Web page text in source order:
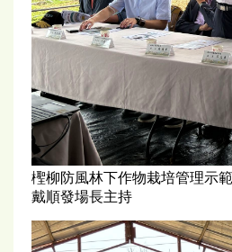
檉柳防風林下作物栽培管理示
戴順發場長主持